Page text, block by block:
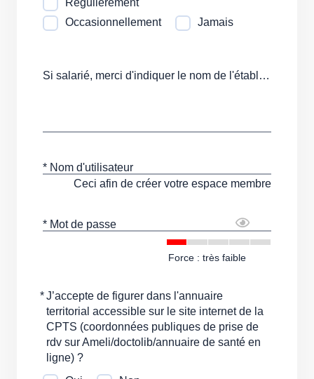
Régulièrement
Occasionnellement
Jamais
Si salarié, merci d'indiquer le nom de l'établissement
* Nom d'utilisateur
Ceci afin de créer votre espace membre
* Mot de passe
Force : très faible
*J’accepte de figurer dans l'annuaire
territorial accessible sur le site internet de la
CPTS (coordonnées publiques de prise de
rdv sur Ameli/doctolib/annuaire de santé en
ligne) ?